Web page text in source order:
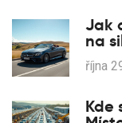
Jak
na
října
Kde